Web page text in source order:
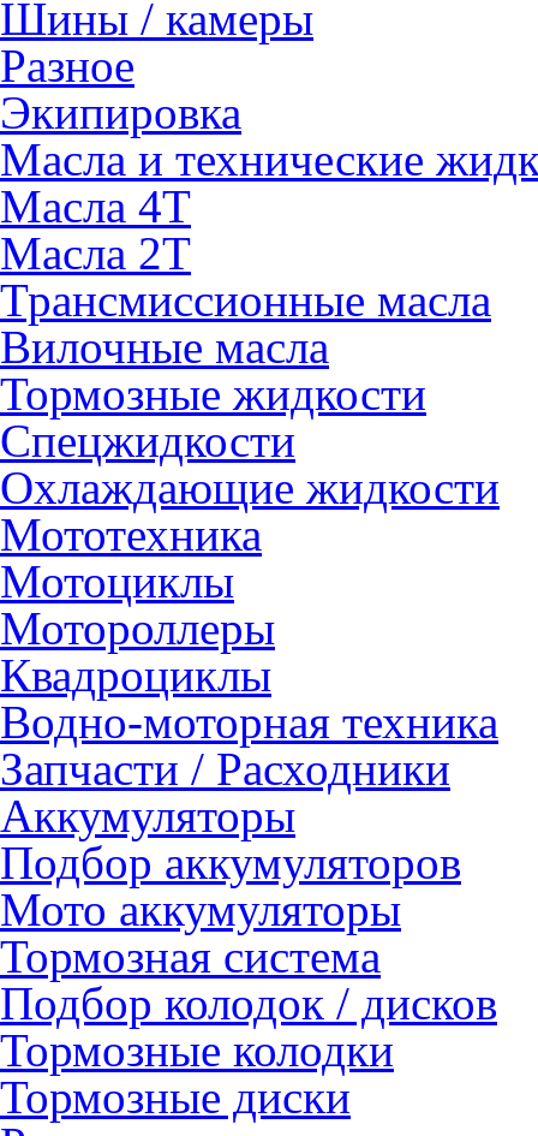
Шины / камеры
Разное
Экипировка
Масла и технические
Масла 4Т
Масла 2Т
Трансмиссионные масла
Вилочные масла
Тормозные жидкости
Спецжидкости
Охлаждающие жидкости
Мототехника
Мотоциклы
Мотороллеры
Квадроциклы
Водно-моторная техника
Запчасти / Расходники
Аккумуляторы
Подбор аккумуляторов
Мото аккумуляторы
Тормозная система
Подбор колодок / дисков
Тормозные колодки
Тормозные диски